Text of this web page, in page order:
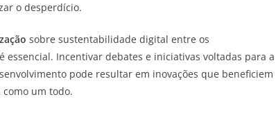
o desperdício.
sobre sustentabilidade digital entre os
essencial. Incentivar debates e iniciativas voltadas para a
pode resultar em inovações que beneficiem
um todo.